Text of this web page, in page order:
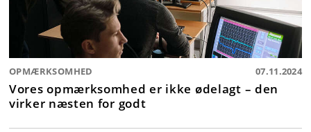
OPMÆRKSOMHED 07.11.2024
Vores opmærksomhed er ikke ødelagt – den
virker næsten for godt